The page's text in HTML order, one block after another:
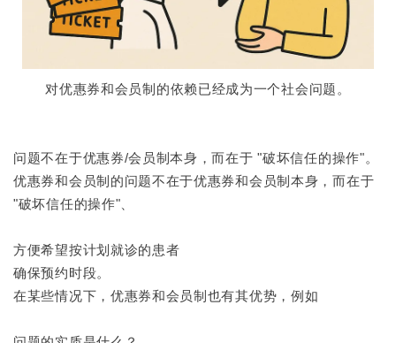
对优惠券和会员制的依赖已经成为一个社会问题。
问题不在于优惠券/会员制本身，而在于 "破坏信任的操作"。
优惠券和会员制的问题不在于优惠券和会员制本身，而在于
"破坏信任的操作"、
方便希望按计划就诊的患者
确保预约时段。
在某些情况下，优惠券和会员制也有其优势，例如